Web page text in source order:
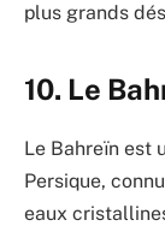
plus grands
10. Le
Le Bahreïn est
Persique,
eaux